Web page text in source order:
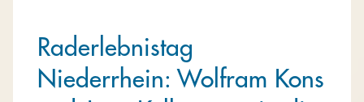
Raderlebnistag
Niederrhein: Wolfram Kons